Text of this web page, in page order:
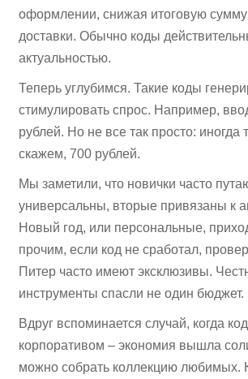
оформлении, снижая итоговую
доставки. Обычно коды
актуальностью.
Теперь углубимся. Такие коды
стимулировать спрос. Например,
рублей. Но не все так просто:
скажем, 700 рублей.
Мы заметили, что новички часто
универсальны, вторые привязаны к
Новый год, или персональные,
прочим, если код не сработал,
Питер часто имеют эксклюзивы.
инструменты спасли не один бюджет.
Вдруг вспоминается случай, когда
корпоративом – экономия вышла
можно собрать коллекцию любимых.